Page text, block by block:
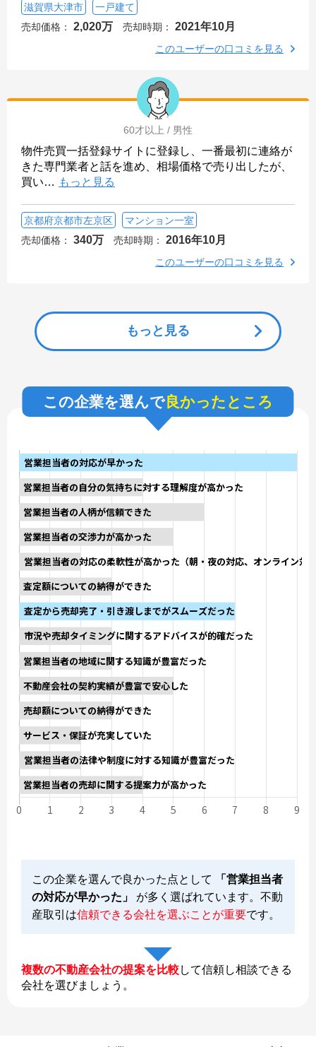
滋賀県大津市
一戸建て
売却価格：
2,020万 売却時期： 2021年10月
このユーザーの口コミを見る
60才以上 / 男性
物件売買一括登録サイトに登録し、一番最初に連絡が
きた専門業者と話を進め、相場価格で売り出したが、
買い… もっと見る
京都府京都市左京区
マンション一室
売却価格：
340万 売却時期： 2016年10月
このユーザーの口コミを見る
もっと見る
この企業を選んで良かったところ
この企業を選んで良かった点として
「営業担当者
の対応が早かった」 が多く選ばれています。不動
産取引は信頼できる会社を選ぶことが重要です。
複数の不動産会社の提案を比較して信頼し相談できる
会社を選びましょう。